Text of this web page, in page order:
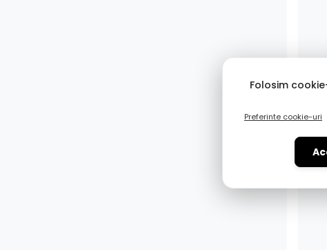
Folosim
Preferinte cookie-uri